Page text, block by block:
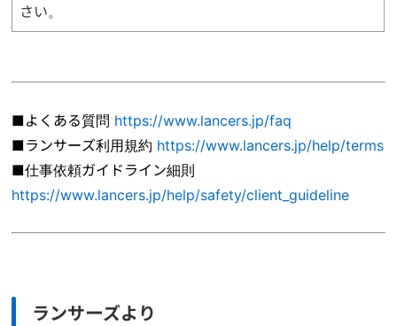
さい。
■よくある質問 https://www.lancers.jp/faq
■ランサーズ利用規約 https://www.lancers.jp/help/terms
■仕事依頼ガイドライン細則
https://www.lancers.jp/help/safety/client_guideline
ランサーズより